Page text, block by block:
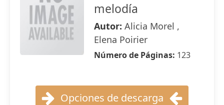
melodía
Autor: Alicia Morel ,
Elena Poirier
Número de Páginas: 123
Opciones de descarga